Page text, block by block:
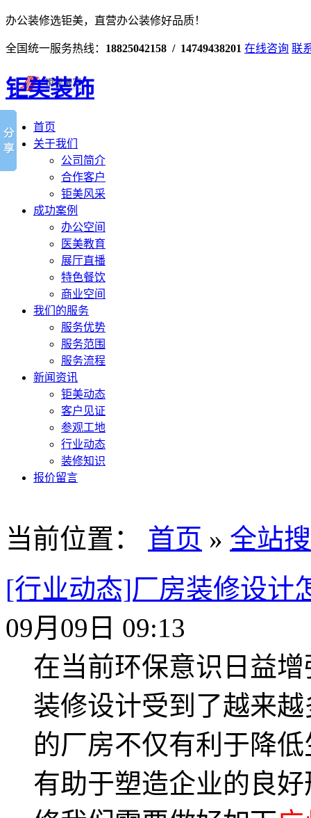
办公装修选钜美，直营办公装修好品质！
全国统一服务热线： 18825042158 / 14749438201 在线咨询 联
钜美装饰
首页
关于我们
公司简介
合作客户
钜美风采
成功案例
办公空间
医美教育
展厅直播
特色餐饮
商业空间
我们的服务
服务优势
服务范围
服务流程
新闻资讯
钜美动态
客户见证
参观工地
行业动态
装修知识
报价留言
当前位置： 首页 » 全站
[行业动态]厂房装修设计
09月09日 09:13
在当前环保意识日益
装修设计受到了越来
的厂房不仅有利于降
有助于塑造企业的良